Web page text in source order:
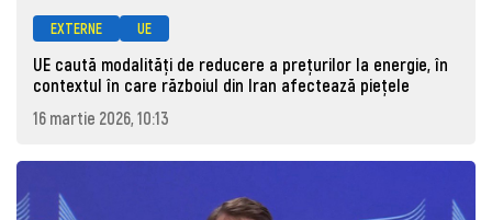
EXTERNE UE
UE caută modalități de reducere a prețurilor la energie, în
contextul în care războiul din Iran afectează piețele
16 martie 2026, 10:13